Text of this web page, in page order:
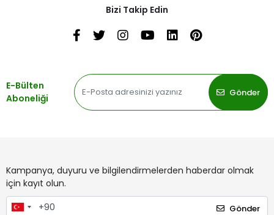
Bizi Takip Edin
E-Bülten
Aboneliği
Gönder
Kampanya, duyuru ve bilgilendirmelerden haberdar olmak
için kayıt olun.
Gönder